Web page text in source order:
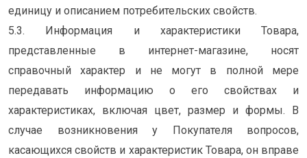
единицу и описанием потребительских свойств.
5.3. Информация и характеристики Товара,
представленные в интернет-магазине, носят
справочный характер и не могут в полной мере
передавать информацию о его свойствах и
характеристиках, включая цвет, размер и формы. В
случае возникновения у Покупателя вопросов,
касающихся свойств и характеристик Товара, он вправе